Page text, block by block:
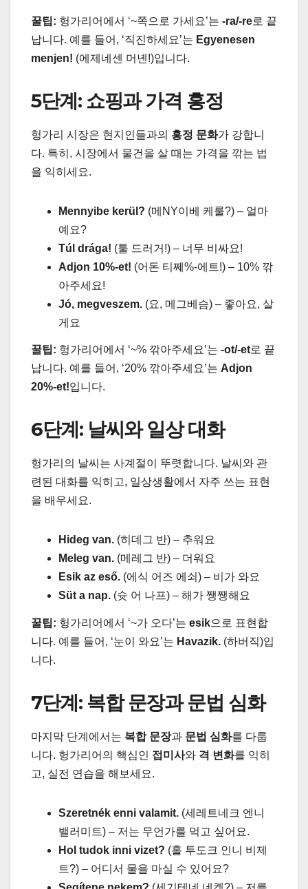
꿀팁: 헝가리어에서 ‘~쪽으로 가세요’는 -ra/-re로 끝
납니다. 예를 들어, ‘직진하세요’는 Egyenesen
menjen! (에제네센 머녠!)입니다.
5단계: 쇼핑과 가격 흥정
헝가리 시장은 현지인들과의 흥정 문화가 강합니
다. 특히, 시장에서 물건을 살 때는 가격을 깎는 법
을 익히세요.
Mennyibe kerül? (메NY이베 케룰?) – 얼마
예요?
Túl drága! (툴 드러거!) – 너무 비싸요!
Adjon 10%-et! (어돈 티쩨%-에트!) – 10% 깎
아주세요!
Jó, megveszem. (요, 메그베슴) – 좋아요, 살
게요
꿀팁: 헝가리어에서 ‘~% 깎아주세요’는 -ot/-et로 끝
납니다. 예를 들어, ‘20% 깎아주세요’는 Adjon
20%-et!입니다.
6단계: 날씨와 일상 대화
헝가리의 날씨는 사계절이 뚜렷합니다. 날씨와 관
련된 대화를 익히고, 일상생활에서 자주 쓰는 표현
을 배우세요.
Hideg van. (히데그 반) – 추워요
Meleg van. (메레그 반) – 더워요
Esik az eső. (에식 어즈 에쇠) – 비가 와요
Süt a nap. (슛 어 나프) – 해가 쨍쨍해요
꿀팁: 헝가리어에서 ‘~가 오다’는 esik으로 표현합
니다. 예를 들어, ‘눈이 와요’는 Havazik. (하버직)입
니다.
7단계: 복합 문장과 문법 심화
마지막 단계에서는 복합 문장과 문법 심화를 다룹
니다. 헝가리어의 핵심인 접미사와 격 변화를 익히
고, 실전 연습을 해보세요.
Szeretnék enni valamit. (세레트네크 엔니
밸러미트) – 저는 무언가를 먹고 싶어요.
Hol tudok inni vizet? (홀 투도크 인니 비제
트?) – 어디서 물을 마실 수 있어요?